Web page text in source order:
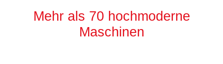
Mehr als 70 hochmoderne
Maschinen